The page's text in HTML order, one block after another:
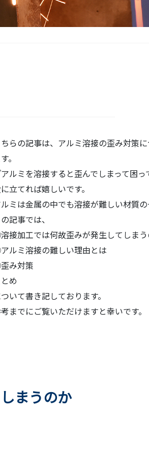
ちらの記事は、アルミ溶接の歪み対策
。
アルミを溶接すると歪んでしまって困
立てれば嬉しいです。
ミは金属の中でも溶接が難しい材質の
記事では、
接加工では何故歪みが発生してしま
ルミ溶接の難しい理由とは
み対策
め
いて書き記しております。
までにご覧いただけますと幸いです。
まうのか